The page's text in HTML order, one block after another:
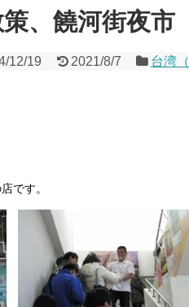
、饒河街夜市
12/19 2021/8/7 台湾
です。